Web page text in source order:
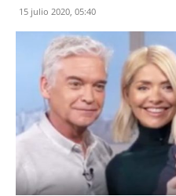
15 julio 2020, 05:40